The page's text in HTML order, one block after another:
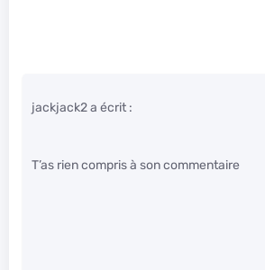
jackjack2 a écrit :
T’as rien compris à son commentaire